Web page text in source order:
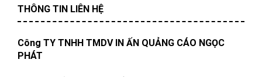
THÔNG TIN LIÊN HỆ
Công TY TNHH TMDV IN ẤN QUẢNG CÁO NGỌC
PHÁT